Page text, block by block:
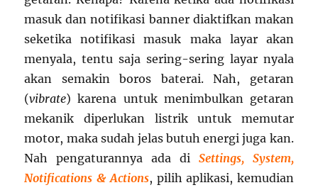
masuk dan notifikasi banner diaktifkan makan
seketika notifikasi masuk maka layar akan
menyala, tentu saja sering-sering layar nyala
akan semakin boros baterai. Nah, getaran
(vibrate) karena untuk menimbulkan getaran
mekanik diperlukan listrik untuk memutar
motor, maka sudah jelas butuh energi juga kan.
Nah pengaturannya ada di Settings, System,
Notifications & Actions, pilih aplikasi, kemudian